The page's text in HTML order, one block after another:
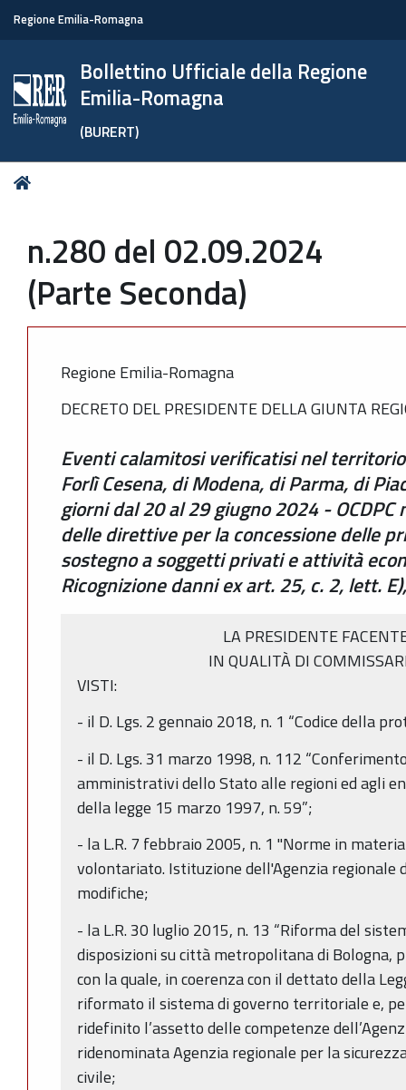
Regione Emilia-Romagna
Bollettino Ufficiale della Regione
Emilia-Romagna
(BURERT)
Tu
n.280 del 02.09.2024
(Parte Seconda)
Regione Emilia-Romagna
DECRETO DEL PRESIDENTE DELLA GIUNTA
Eventi calamitosi verificatisi nel
Forlì Cesena, di Modena, di Parma, di
giorni dal 20 al 29 giugno 2024 -
delle direttive per la concessione delle
sostegno a soggetti privati e attività
Ricognizione danni ex art. 25, c. 2, lett.
LA PRESIDENTE
IN QUALITÀ DI
VISTI:
- il D. Lgs. 2 gennaio 2018, n. 1 “Codice della
- il D. Lgs. 31 marzo 1998, n. 112
amministrativi dello Stato alle regioni ed agli
della legge 15 marzo 1997, n. 59”;
- la L.R. 7 febbraio 2005, n. 1 "Norme in
volontariato. Istituzione dell'Agenzia regionale
modifiche;
- la L.R. 30 luglio 2015, n. 13 “Riforma del
disposizioni su città metropolitana di Bologna,
con la quale, in coerenza con il dettato della
riformato il sistema di governo territoriale e,
ridefinito l’assetto delle competenze
ridenominata Agenzia regionale per la
civile;